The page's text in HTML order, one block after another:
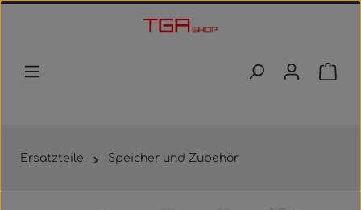
Zum Hauptinhalt springen
Ersatzteile Speicher und Zubehör